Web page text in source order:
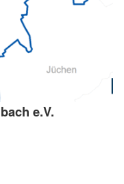
e.V.